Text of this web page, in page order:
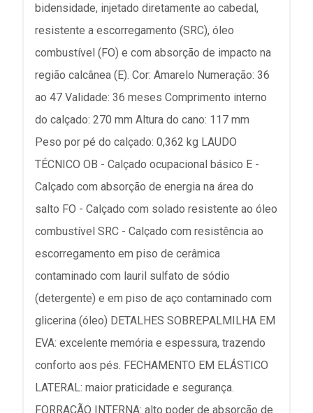
bidensidade, injetado diretamente ao cabedal,
resistente a escorregamento (SRC), óleo
combustível (FO) e com absorção de impacto na
região calcânea (E). Cor: Amarelo Numeração: 36
ao 47 Validade: 36 meses Comprimento interno
do calçado: 270 mm Altura do cano: 117 mm
Peso por pé do calçado: 0,362 kg LAUDO
TÉCNICO OB - Calçado ocupacional básico E -
Calçado com absorção de energia na área do
salto FO - Calçado com solado resistente ao óleo
combustível SRC - Calçado com resistência ao
escorregamento em piso de cerâmica
contaminado com lauril sulfato de sódio
(detergente) e em piso de aço contaminado com
glicerina (óleo) DETALHES SOBREPALMILHA EM
EVA: excelente memória e espessura, trazendo
conforto aos pés. FECHAMENTO EM ELÁSTICO
LATERAL: maior praticidade e segurança.
FORRAÇÃO INTERNA: alto poder de absorção de